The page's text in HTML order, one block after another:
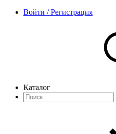
Войти / Регистрация
Каталог